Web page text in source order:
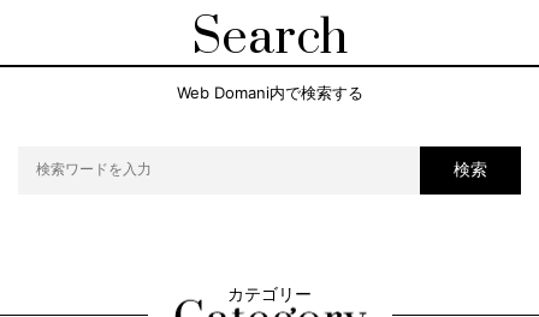
Search
Web Domani内で検索する
検索
カテゴリー